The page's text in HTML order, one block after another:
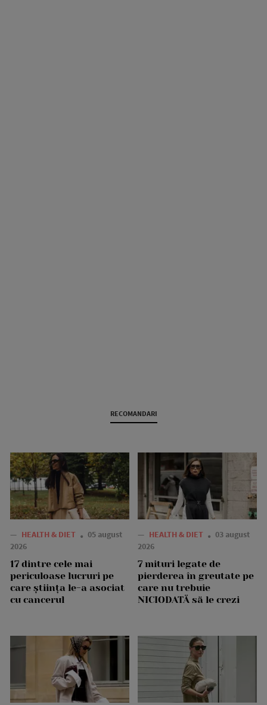
RECOMANDARI
— HEALTH & DIET
05 august
2026
17 dintre cele mai
periculoase lucruri pe
care știința le-a asociat
cu cancerul
— HEALTH & DIET
03 august
2026
7 mituri legate de
pierderea în greutate pe
care nu trebuie
NICIODATĂ să le crezi